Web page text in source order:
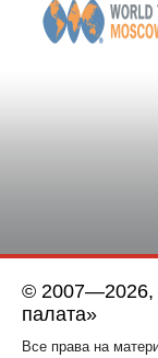
© 2007—2026,
палата»
Все права на